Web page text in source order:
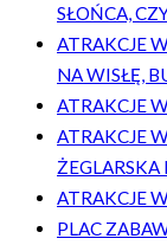
SŁOŃCA,
ATRAKCJE
NA WISŁĘ,
ATRAKCJE
ATRAKCJE
ŻEGLARSKA
ATRAKCJE
PLAC